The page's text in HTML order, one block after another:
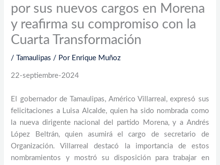
por sus nuevos cargos en Morena
y reafirma su compromiso con la
Cuarta Transformación
/ Tamaulipas / Por Enrique Muñoz
22-septiembre-2024
El gobernador de Tamaulipas, Américo Villarreal, expresó sus
felicitaciones a Luisa Alcalde, quien ha sido nombrada como
la nueva dirigente nacional del partido Morena, y a Andrés
López Beltrán, quien asumirá el cargo de secretario de
Organización. Villarreal destacó la importancia de estos
nombramientos y mostró su disposición para trabajar en